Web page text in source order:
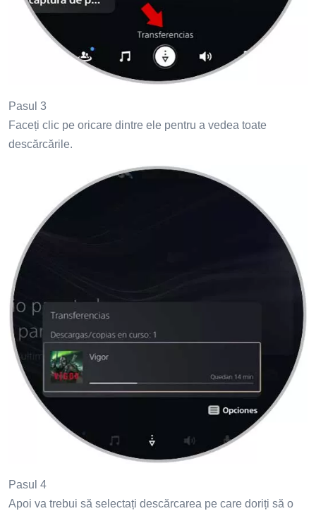
Pasul 3
Faceți clic pe oricare dintre ele pentru a vedea toate
descărcările.
Pasul 4
Apoi va trebui să selectați descărcarea pe care doriți să o